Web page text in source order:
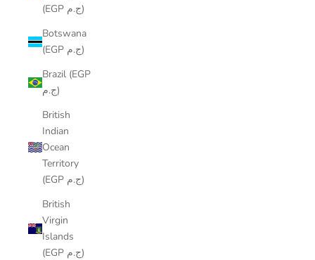
(EGP ج.م)
Botswana
(EGP ج.م)
Brazil (EGP
ج.م)
British
Indian
Ocean
Territory
(EGP ج.م)
British
Virgin
Islands
(EGP ج.م)